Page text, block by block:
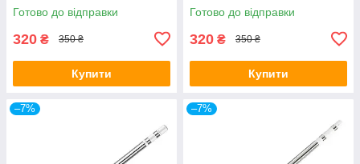
Готово до відправки
320 ₴ 350 ₴
Купити
Готово до відправки
320 ₴ 350 ₴
Купити
–7% –7%